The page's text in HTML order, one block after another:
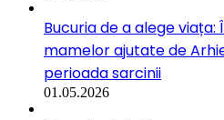
Bucuria de a alege
mamelor ajutate de
perioada sarcinii
01.05.2026